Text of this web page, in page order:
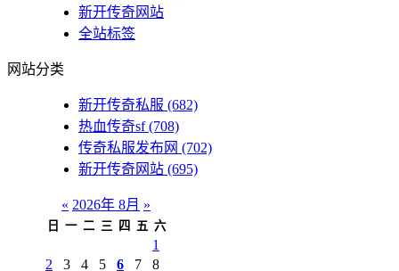
新开传奇网站
全站标签
网站分类
新开传奇私服 (682)
热血传奇sf(708)
传奇私服发布网 (702)
新开传奇网站 (695)
« 2026年 8月 »
日 一 二 三 四 五 六
1
2
3 4 5 6 7
8